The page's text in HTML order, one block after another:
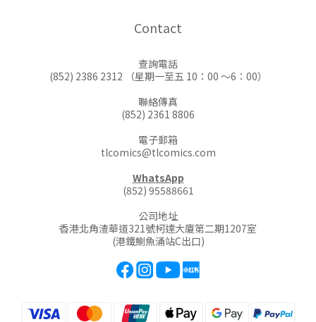
Contact
查詢電話
(852) 2386 2312 （星期一至五 10：00 ～6：00）
聯絡傳真
(852) 2361 8806
電子郵箱
tlcomics@tlcomics.com
WhatsApp
(852) 95588661
公司地址
香港北角渣華道321號柯達大廈第二期1207室
(港鐵鰂魚涌站C出口)